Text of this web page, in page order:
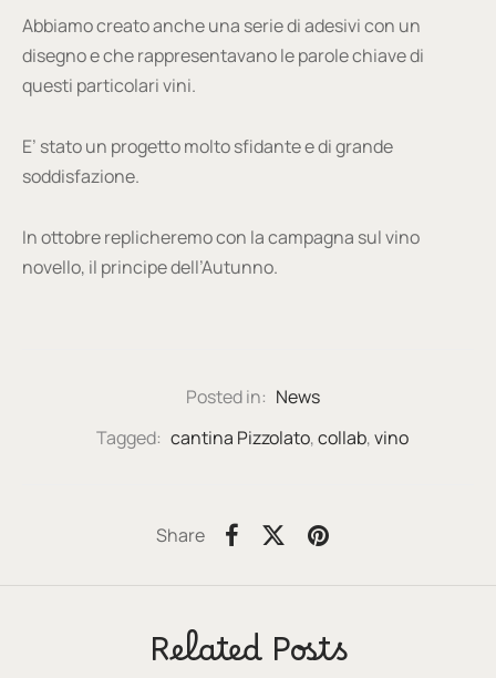
Abbiamo creato anche una serie di adesivi con un
disegno e che rappresentavano le parole chiave di
questi particolari vini.
E’ stato un progetto molto sfidante e di grande
soddisfazione.
In ottobre replicheremo con la campagna sul vino
novello, il principe dell’Autunno.
Posted in: News
Tagged: cantina Pizzolato,collab,vino
Share
Related Posts